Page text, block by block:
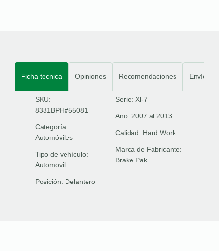
Ficha técnica Opiniones Recomendaciones Envíos
SKU:
8381BPH#55081
Categoría:
Automóviles
Tipo de vehículo:
Automovil
Posición: Delantero
Serie: Xl-7
Año: 2007 al 2013
Calidad: Hard Work
Marca de Fabricante:
Brake Pak